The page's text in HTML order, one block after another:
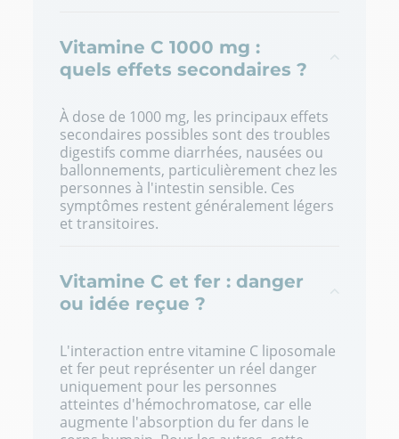
Vitamine C 1000 mg :
quels effets secondaires ?
À dose de 1000 mg, les principaux effets
secondaires possibles sont des troubles
digestifs comme diarrhées, nausées ou
ballonnements, particulièrement chez les
personnes à l'intestin sensible. Ces
symptômes restent généralement légers
et transitoires.
Vitamine C et fer : danger
ou idée reçue ?
L'interaction entre vitamine C liposomale
et fer peut représenter un réel danger
uniquement pour les personnes
atteintes d'hémochromatose, car elle
augmente l'absorption du fer dans le